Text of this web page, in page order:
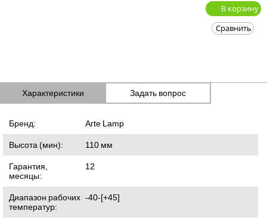
В корзину
Сравнить
Характеристики Задать вопрос
Бренд: Arte Lamp
Высота (мин): 110 мм
Гарантия,
месяцы:
12
Диапазон рабочих
температур:
-40-[+45]